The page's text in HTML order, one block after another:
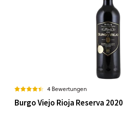
4 Bewertungen
Burgo Viejo Rioja Reserva 2020